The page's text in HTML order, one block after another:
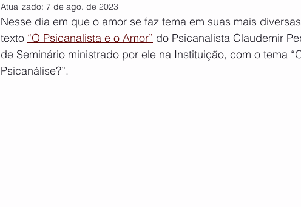
Atualizado: 7 de ago. de 2023
Nesse dia em que o amor se faz tema em suas mais
texto “O Psicanalista e o Amor” do Psicanalista Claudemir
de Seminário ministrado por ele na Instituição, com o tema
Psicanálise?”.